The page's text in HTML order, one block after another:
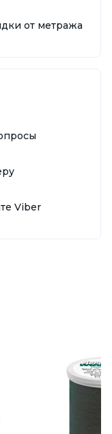
от метража
Viber